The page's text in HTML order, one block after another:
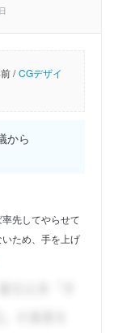
/ CGデザイ
から
先してやらせて
ため、手を上げ